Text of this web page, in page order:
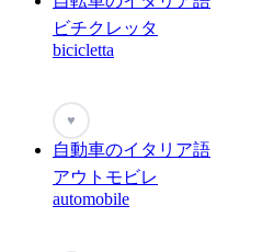
ビチクレッタ
bicicletta
♥
自動車のイタリア語
アウトモビレ
automobile